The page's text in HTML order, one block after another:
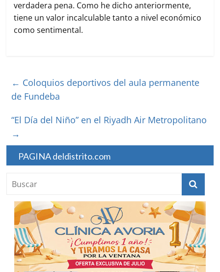
verdadera pena. Como he dicho anteriormente,
tiene un valor incalculable tanto a nivel económico
como sentimental.
← Coloquios deportivos del aula permanente
de Fundeba
“El Día del Niño” en el Riyadh Air Metropolitano
→
PAGINA deldistrito.com